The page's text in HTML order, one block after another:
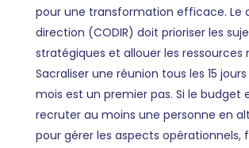
pour une transformation efficace. Le
direction (CODIR) doit prioriser les
stratégiques et allouer les ressources
Sacraliser une réunion tous les 15
mois est un premier pas. Si le budget
recruter au moins une personne en
pour gérer les aspects opérationnels,